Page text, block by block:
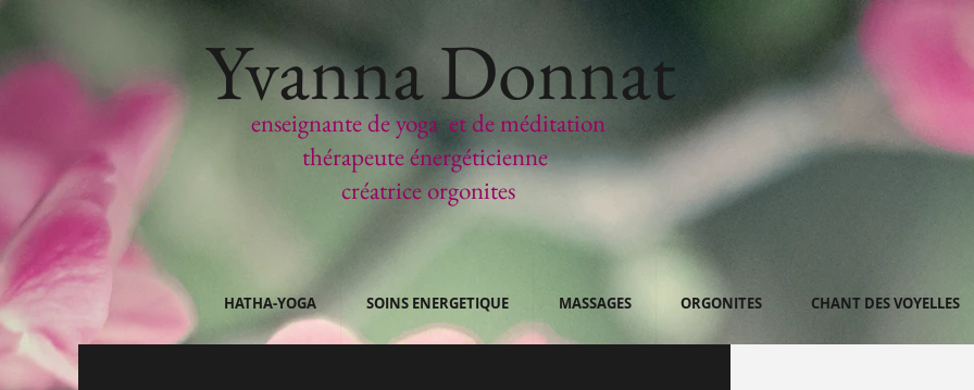
Yvanna Donnat
enseignante de yoga et de méditation
thérapeuteénergéticienne
créatrice orgonites
HATHA-YOGA SOINS ENERGETIQUE MASSAGES ORGONITES CHANT DES VOYELLES